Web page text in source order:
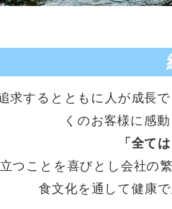
求するとともに人が成長
くのお客様に感
「全て
つことを喜びとし会社の
食文化を通して健康